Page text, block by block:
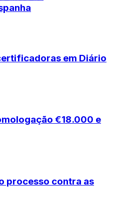
em Diário
€18.000 e
processo contra as